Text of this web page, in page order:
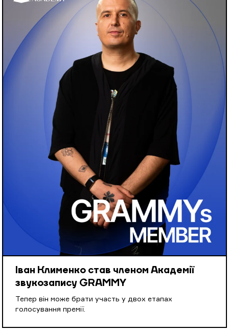
Іван Клименко став членом Академії
звукозапису GRAMMY
Тепер він може брати участь у двох етапах
голосування премії.